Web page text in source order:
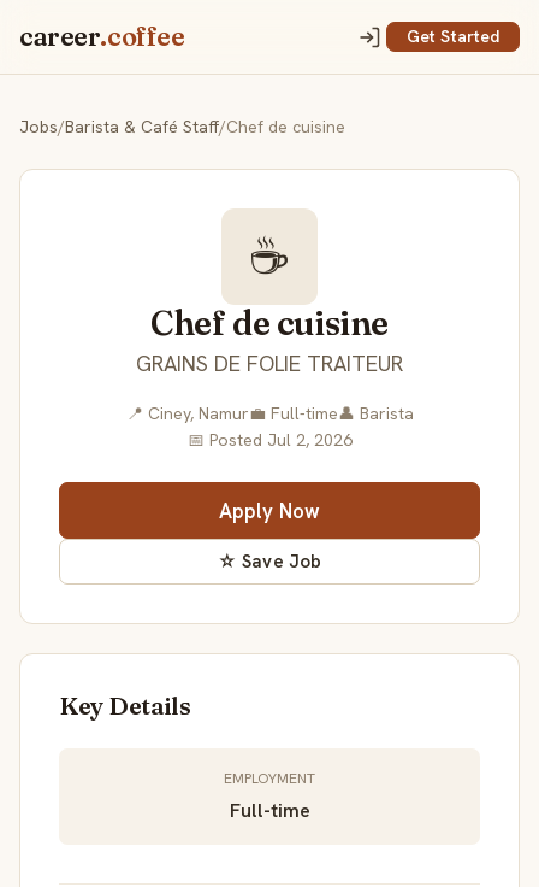
career.coffee Get Started
Jobs/Barista & Café Staff/Chef de cuisine
☕
Chef de cuisine
GRAINS DE FOLIE TRAITEUR
📍 Ciney, Namur💼 Full-time👤 Barista
📅 Posted Jul 2, 2026
Apply Now
☆ Save Job
Key Details
EMPLOYMENT
Full-time